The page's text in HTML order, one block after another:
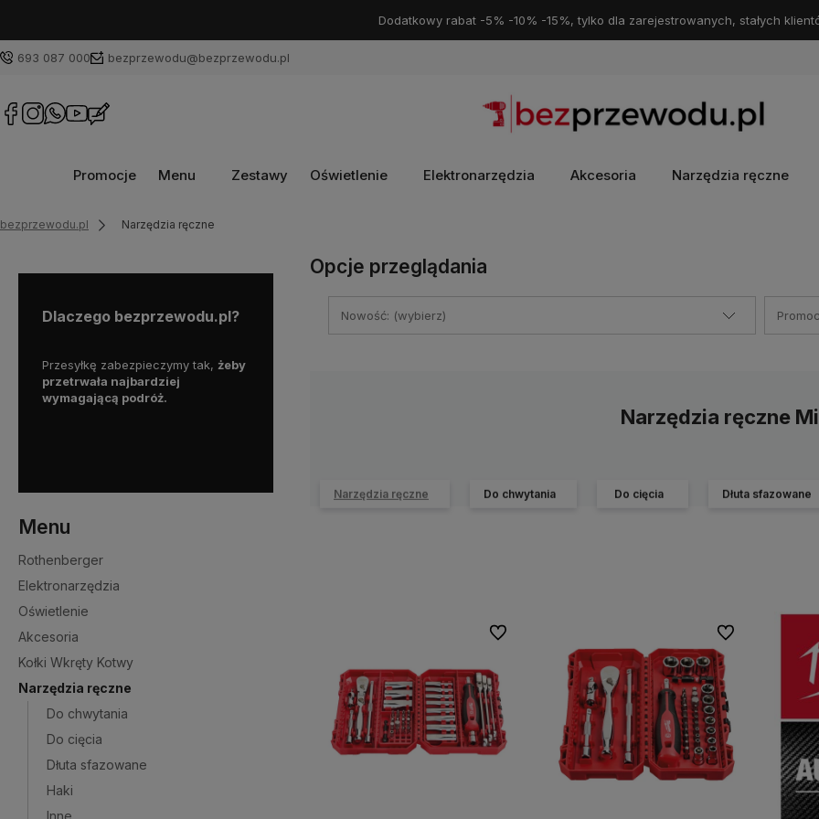
Dodatkowy rabat -5% -10% -15%, tylko dla zarejestrowanych, stałych
693 087 000 bezprzewodu@bezprzewodu.pl
Promocje Menu Zestawy Oświetlenie Elektronarzędzia Akcesoria Narzędzia ręczne
bezprzewodu.pl Narzędzia ręczne
Dlaczego bezprzewodu.pl?
Przesyłkę zabezpieczymy tak, żeby
przetrwała najbardziej
wymagającą podróż.
Menu
Rothenberger
Elektronarzędzia
Oświetlenie
Akcesoria
Kołki Wkręty Kotwy
Narzędzia ręczne
Do chwytania
Do cięcia
Dłuta sfazowane
Haki
Inne
Opcje przeglądania
Nowość: (wybierz)
Narzędzia ręczne
Narzędzia ręczne Do chwytania Do cięcia Dłuta sfazowane
Do ulubionych Do ulubionych